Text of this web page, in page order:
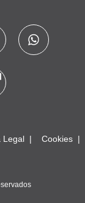
Legal Cookies